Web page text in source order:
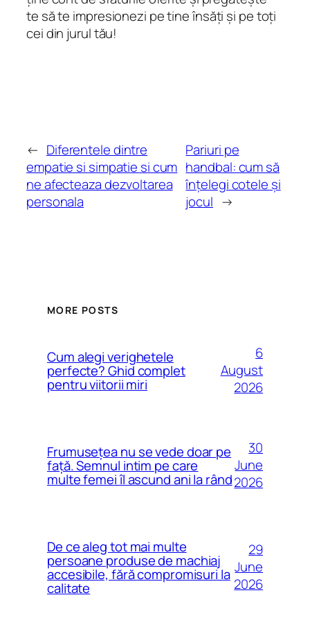
te să te impresionezi pe tine însăți și pe toți
cei din jurul tău!
← Diferentele dintre
empatie si simpatie si cum
ne afecteaza dezvoltarea
personala
Pariuri pe
handbal: cum să
înțelegi cotele și
jocul →
MORE POSTS
Cum alegi verighetele
perfecte? Ghid complet
pentru viitorii miri
6
August
2026
Frumusețea nu se vede doar pe
față. Semnul intim pe care
multe femei îl ascund ani la rând
30
June
2026
De ce aleg tot mai multe
persoane produse de machiaj
accesibile, fără compromisuri la
calitate
29
June
2026